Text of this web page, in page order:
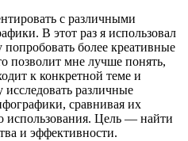
с различными
В этот раз я использовал
более креативные
позволит мне лучше понять,
к конкретной теме и
различные
сравнивая их
использования. Цель — найти
и эффективности.